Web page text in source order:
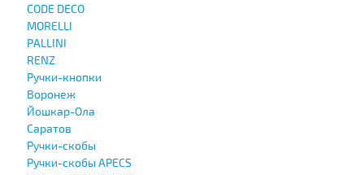
CODE DECO
MORELLI
PALLINI
RENZ
Ручки-кнопки
Воронеж
Йошкар-Ола
Саратов
Ручки-скобы
Ручки-скобы APECS